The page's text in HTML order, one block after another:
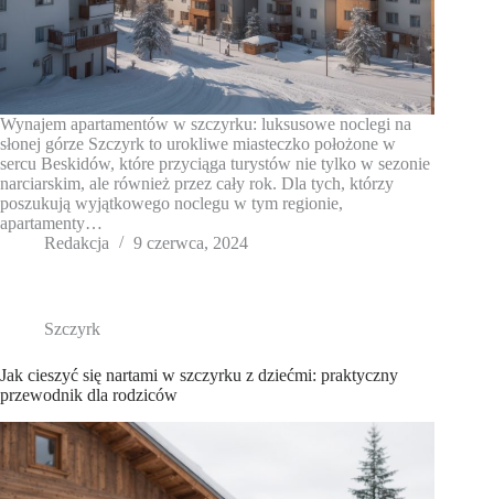
Wynajem apartamentów w szczyrku: luksusowe noclegi na
słonej górze Szczyrk to urokliwe miasteczko położone w
sercu Beskidów, które przyciąga turystów nie tylko w sezonie
narciarskim, ale również przez cały rok. Dla tych, którzy
poszukują wyjątkowego noclegu w tym regionie,
apartamenty…
Redakcja
9 czerwca, 2024
Szczyrk
Jak cieszyć się nartami w szczyrku z dziećmi: praktyczny
przewodnik dla rodziców